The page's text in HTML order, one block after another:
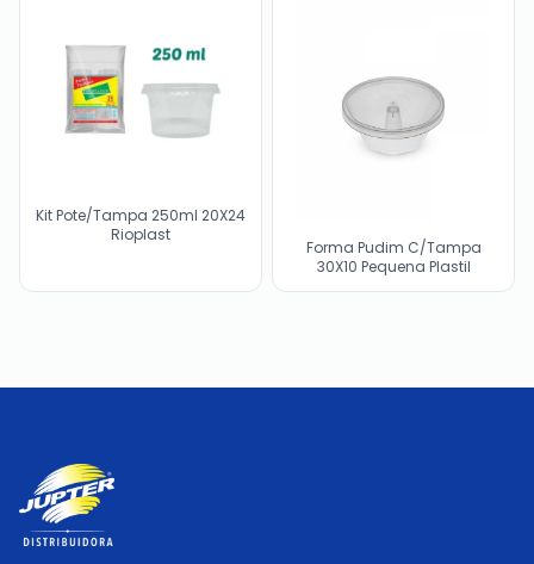
Kit Pote/Tampa 250ml 20X24
Rioplast
Forma Pudim C/Tampa
30X10 Pequena Plastil